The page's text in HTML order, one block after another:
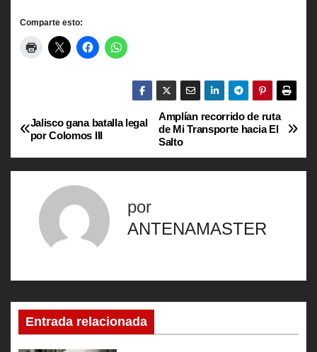
Comparte esto:
N
a
c
i
Amplían recorrido de ruta
de Mi Transporte hacia El
Salto
Jalisco gana batalla legal
por Colomos III
por
ANTENAMASTER
Entrada relacionada